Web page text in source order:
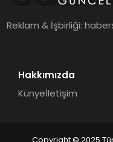
Reklam & İşbirliği:
Hakkımızda
Künyeİletişim